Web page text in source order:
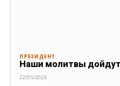
ПРЕЗИДЕНТ
Наши молитвы
22/05/2026